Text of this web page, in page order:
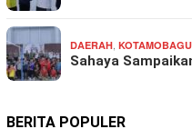
DAERAH KOTAMOBAGU
Sahaya
BERITA POPULER